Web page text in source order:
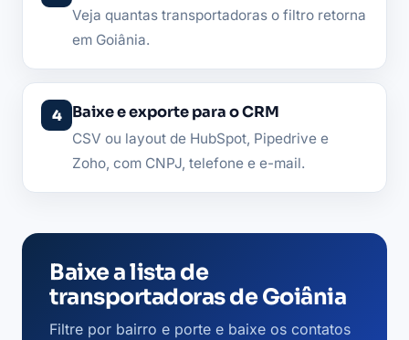
Veja quantas transportadoras o filtro retorna
em Goiânia.
Baixe e exporte para o CRM
CSV ou layout de HubSpot, Pipedrive e
Zoho, com CNPJ, telefone e e-mail.
Baixe a lista de
transportadoras de Goiânia
Filtre por bairro e porte e baixe os contatos